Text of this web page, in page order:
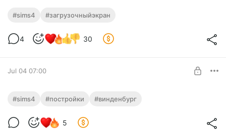
zip
101.16 Mb
#sims4 #загрузочныйэкран
4 30
Jul 04 07:00
Кафе/спа или помещение для бизнеса 🍪
посмотреть здесь
Level required:
#sims4 #постройки #винденбург
5